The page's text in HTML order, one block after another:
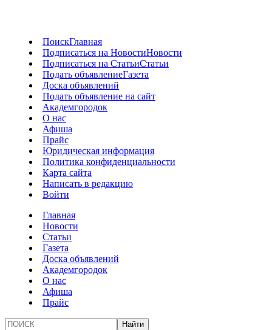
ПоискГлавная
Подписаться на НовостиНовости
Подписаться на СтатьиСтатьи
Подать объявлениеГазета
Доска объявлений
Подать объявление на сайт
Академгородок
О нас
Афиша
Прайс
Юридическая информация
Политика конфиденциальности
Карта сайта
Написать в редакцию
Войти
Главная
Новости
Статьи
Газета
Доска объявлений
Академгородок
О нас
Афиша
Прайс